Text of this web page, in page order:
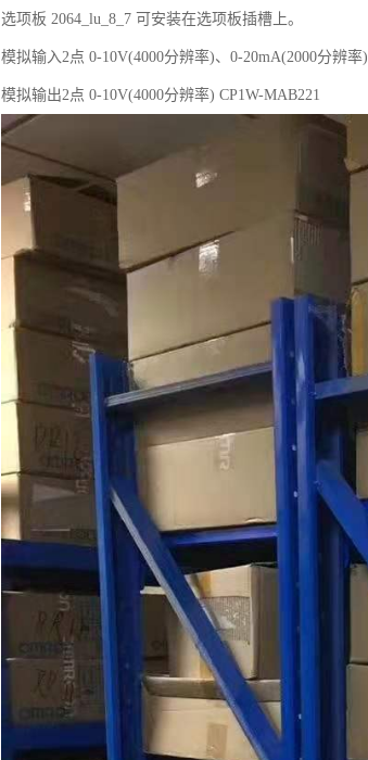
选项板 2064_lu_8_7 可安装在选项板插槽上。
模拟输入2点 0-10V(4000分辨率)、0-20mA(2000分辨率)
模拟输出2点 0-10V(4000分辨率) CP1W-MAB221